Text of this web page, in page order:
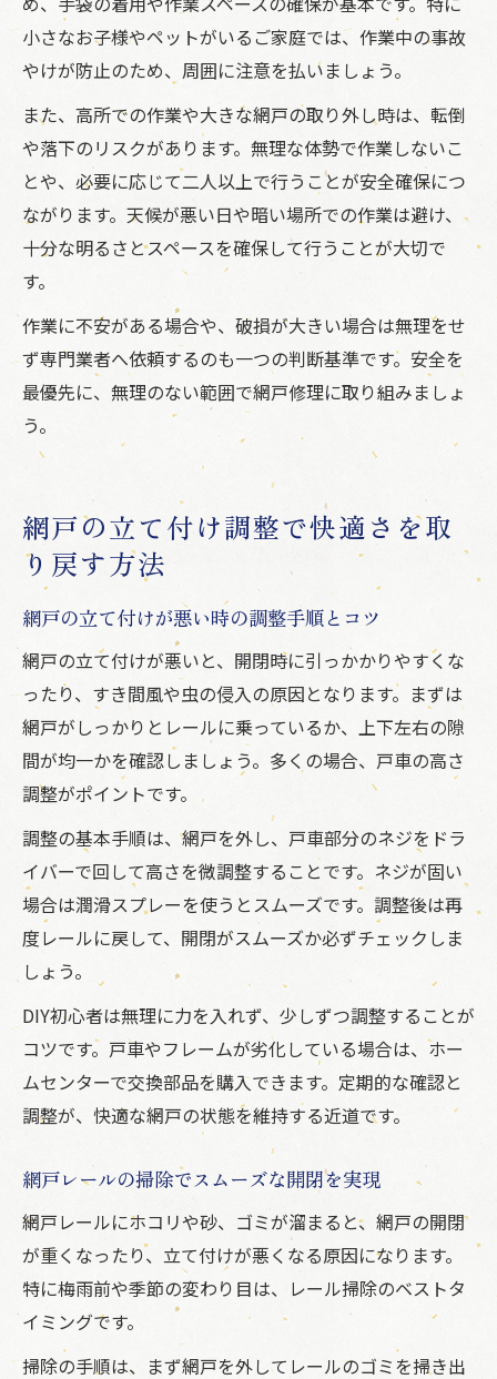
小さなお子様やペットがいるご家庭では、作業中の事故
やけが防止のため、周囲に注意を払いましょう。
また、高所での作業や大きな網戸の取り外し時は、転倒
や落下のリスクがあります。無理な体勢で作業しないこ
とや、必要に応じて二人以上で行うことが安全確保につ
ながります。天候が悪い日や暗い場所での作業は避け、
十分な明るさとスペースを確保して行うことが大切で
す。
作業に不安がある場合や、破損が大きい場合は無理をせ
ず専門業者へ依頼するのも一つの判断基準です。安全を
最優先に、無理のない範囲で網戸修理に取り組みましょ
う。
網戸の立て付け調整で快適さを取
り戻す方法
網戸の立て付けが悪い時の調整手順とコツ
網戸の立て付けが悪いと、開閉時に引っかかりやすくな
ったり、すき間風や虫の侵入の原因となります。まずは
網戸がしっかりとレールに乗っているか、上下左右の隙
間が均一かを確認しましょう。多くの場合、戸車の高さ
調整がポイントです。
調整の基本手順は、網戸を外し、戸車部分のネジをドラ
イバーで回して高さを微調整することです。ネジが固い
場合は潤滑スプレーを使うとスムーズです。調整後は再
度レールに戻して、開閉がスムーズか必ずチェックしま
しょう。
DIY初心者は無理に力を入れず、少しずつ調整することが
コツです。戸車やフレームが劣化している場合は、ホー
ムセンターで交換部品を購入できます。定期的な確認と
調整が、快適な網戸の状態を維持する近道です。
網戸レールの掃除でスムーズな開閉を実現
網戸レールにホコリや砂、ゴミが溜まると、網戸の開閉
が重くなったり、立て付けが悪くなる原因になります。
特に梅雨前や季節の変わり目は、レール掃除のベストタ
イミングです。
掃除の手順は、まず網戸を外してレールのゴミを掃き出